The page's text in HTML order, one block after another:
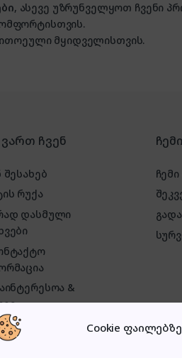
Cookie
, ასევე უზრუნველყოთ ჩვენი
მყიდველისთვის.
ვართ ჩვენ
შესახებ
რუქა
დასმული
&